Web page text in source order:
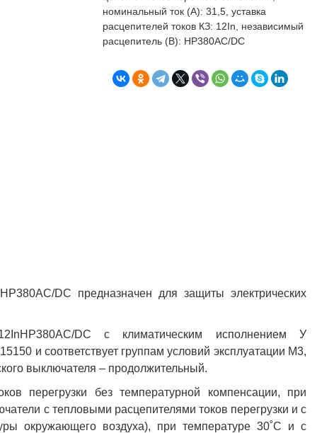
в срок. А
номинальный ток (А): 31,5, уставка
расцепителей токов КЗ: 12In, независимый
расцепитель (В): НР380AC/DC
DC предназначен для защиты электрических
DC с климатическим исполнением У
и соответствует группам условий эксплуатации М3,
выключателя – продолжительный.
перегрузки без температурной компенсации, при
с тепловыми расцепителями токов перегрузки и с
окружающего воздуха), при температуре 30˚С и с